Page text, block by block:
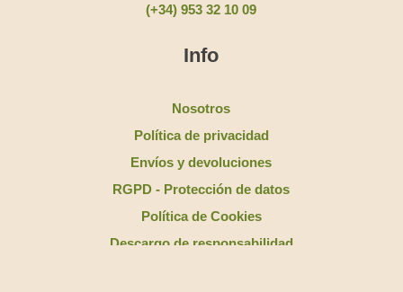
(+34) 953 32 10 09
Info
Nosotros
Política de privacidad
Envíos y devoluciones
RGPD - Protección de datos
Política de Cookies
Descargo de responsabilidad